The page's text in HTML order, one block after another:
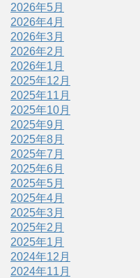
2026年5月
2026年4月
2026年3月
2026年2月
2026年1月
2025年12月
2025年11月
2025年10月
2025年9月
2025年8月
2025年7月
2025年6月
2025年5月
2025年4月
2025年3月
2025年2月
2025年1月
2024年12月
2024年11月